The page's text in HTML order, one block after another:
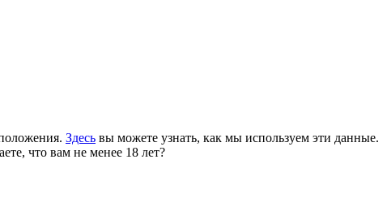
Здесь вы можете узнать, как мы используем эти данные.
что вам не менее 18 лет?